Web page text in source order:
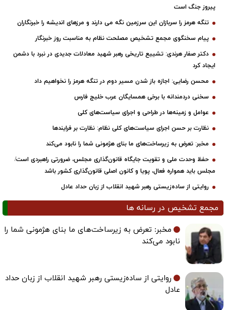
پیروز جنگ است
تنگه هرمز را سربازان این سرزمین نگه می دارند و مرزهای اندیشه را خبرنگاران
پیام سخنگوی مجمع تشخیص مصلحت نظام به مناسبت روز خبرنگار
دکتر صفار هرندی: تشییع تاریخی رهبر شهید معادلات جدیدی در نبرد با دشمن
ایجاد کرد
محسن رضایی: اجازه باز شدن مسیر دوم در تنگه هرمز را نخواهیم داد
سخنی دردمندانه با برخی همسایگان عرب خلیج فارس
عوامل و زمینه‌ها در طراحی و اجرای سیاست‌های کلی
نظارت بر حسن اجرای سیاست‌های کلی نظام: نظارت بر فرایندها
مخبر: تعرض به زیرساخت‌های ما بنای هژمونی شما را نابود می‌کند
حفظ وحدت ملی و تقویت جایگاه قانون‌گذاری مجلس، ضرورتی راهبردی است/
مجلس باید همواره فعال، پویا و کانون اصلی قانون‌گذاری کشور باشد
روایتی از ساده‌زیستی رهبر شهید انقلاب از زبان حداد عادل
مجمع تشخیص در رسانه ها
مخبر: تعرض به زیرساخت‌های ما بنای هژمونی شما را
نابود می‌کند
روایتی از ساده‌زیستی رهبر شهید انقلاب از زبان حداد
عادل